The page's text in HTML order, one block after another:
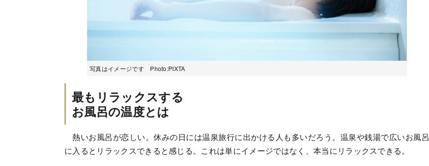
写真はイメージです Photo:PIXTA
最もリラックスする
お風呂の温度とは
熱いお風呂が恋しい。休みの日には温泉旅行に出かける人も多いだろう。温泉や銭湯で広いお風呂
に入るとリラックスできると感じる。これは単にイメージではなく、本当にリラックスできる。